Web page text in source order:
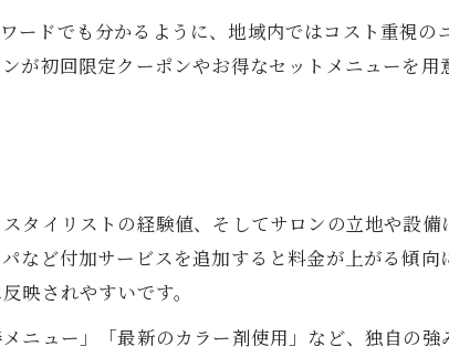
料金だけでなく技術も比較するコツ
美容室選びでカット料金の落とし穴を防ぐ
いカット料金と技術面のバランスを考察
ードでも分かるように、地域内ではコスト重視の
が初回限定クーポンやお得なセットメニューを
タイリストの経験値、そしてサロンの立地や設
など付加サービスを追加すると料金が上がる傾
映されやすいです。
ニュー」「最新のカラー剤使用」など、独自の